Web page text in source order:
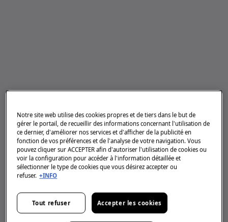
Notre site web utilise des cookies propres et de tiers dans le but de
gérer le portail, de recueillir des informations concernant l'utilisation de
ce dernier, d'améliorer nos services et d'afficher de la publicité en
fonction de vos préférences et de l'analyse de votre navigation. Vous
pouvez cliquer sur ACCEPTER afin d'autoriser l'utilisation de cookies ou
voir la configuration pour accéder à l'information détaillée et
sélectionner le type de cookies que vous désirez accepter ou
refuser. +INFO
Tout refuser Accepter les cookies